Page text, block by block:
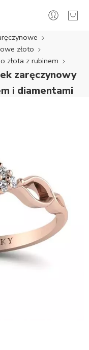
złoto
złota z rubinem
zaręczynowy
i diamentami